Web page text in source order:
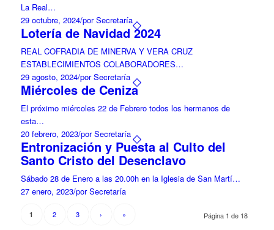
La Real…
29 octubre, 2024/por Secretaría
Lotería de Navidad 2024
REAL COFRADIA DE MINERVA Y VERA CRUZ
ESTABLECIMIENTOS COLABORADORES…
29 agosto, 2024/por Secretaría
Miércoles de Ceniza
El próximo miércoles 22 de Febrero todos los hermanos de
esta…
20 febrero, 2023/por Secretaría
Entronización y Puesta al Culto del
Santo Cristo del Desenclavo
Sábado 28 de Enero a las 20.00h en la Iglesia de San Martí…
27 enero, 2023/por Secretaría
Página 1 de 18
1 2 3 › »